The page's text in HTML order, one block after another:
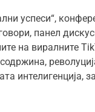
успеси“,
панел
на виралните
интелигенција,